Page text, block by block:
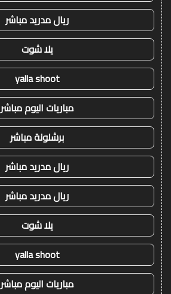
ريال مدريد مباشر
يلا شوت
yalla shoot
مباريات اليوم مباشر
برشلونة مباشر
ريال مدريد مباشر
ريال مدريد مباشر
يلا شوت
yalla shoot
مباريات اليوم مباشر